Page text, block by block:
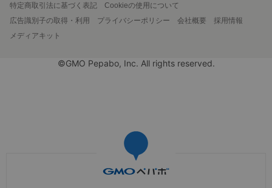
特定商取引法に基づく表記
Cookieの使用について
広告識別子の取得・利用
プライバシーポリシー 会社概要
採用情報
メディアキット
©GMO Pepabo, Inc. All rights reserved.